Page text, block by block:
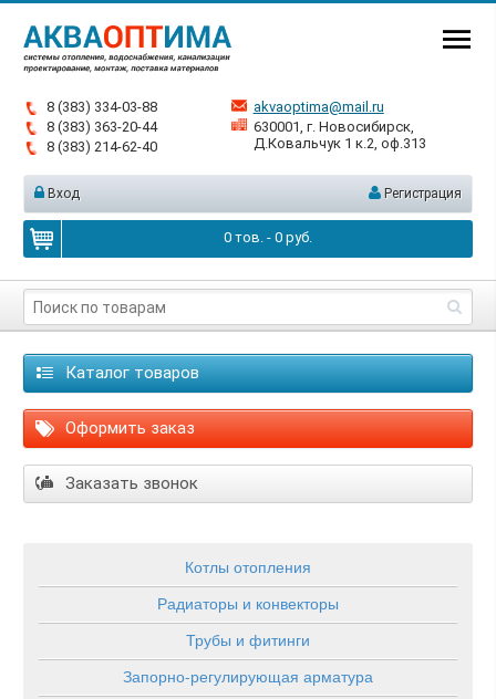
8 (383) 334-03-88
8 (383) 363-20-44
8 (383) 214-62-40
akvaoptima@mail.ru
630001, г. Новосибирск,
Д.Ковальчук 1 к.2, оф.313
Вход Регистрация
0тов. - 0руб.
Каталог товаров
Оформить заказ
Заказать звонок
Котлы отопления
Радиаторы и конвекторы
Трубы и фитинги
Запорно-регулирующая арматура